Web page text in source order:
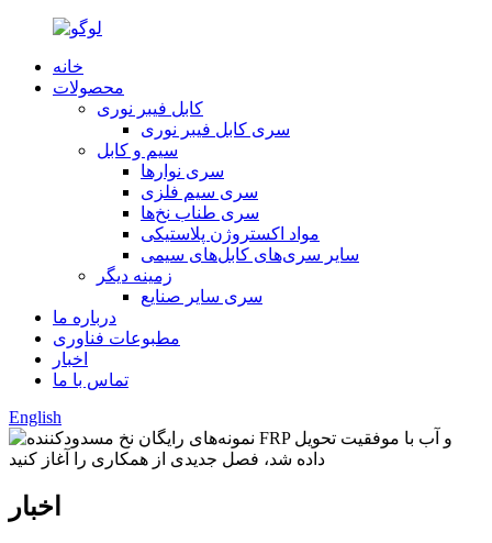
خانه
محصولات
کابل فیبر نوری
سری کابل فیبر نوری
سیم و کابل
سری نوارها
سری سیم فلزی
سری طناب نخ‌ها
مواد اکستروژن پلاستیکی
سایر سری‌های کابل‌های سیمی
زمینه دیگر
سری سایر صنایع
درباره ما
مطبوعات فناوری
اخبار
تماس با ما
English
اخبار